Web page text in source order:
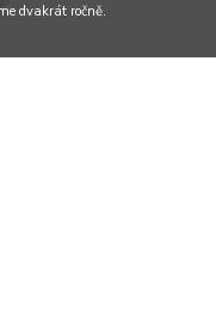
dvakrát ročně.